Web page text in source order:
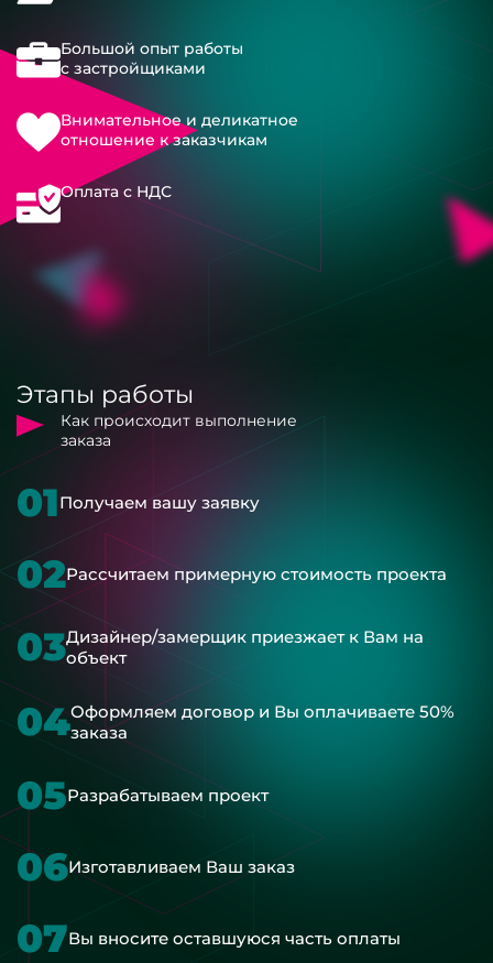
Большой опыт работы
с застройщиками
Внимательное и деликатное
отношение к заказчикам
Оплата с НДС
Этапы работы
Как происходит выполнение
заказа
01Получаем вашу заявку
02Рассчитаем примерную стоимость проекта
03Дизайнер/замерщик приезжает к Вам на
объект
04Оформляем договор и Вы оплачиваете 50%
заказа
05Разрабатываем проект
06Изготавливаем Ваш заказ
07Вы вносите оставшуюся часть оплаты